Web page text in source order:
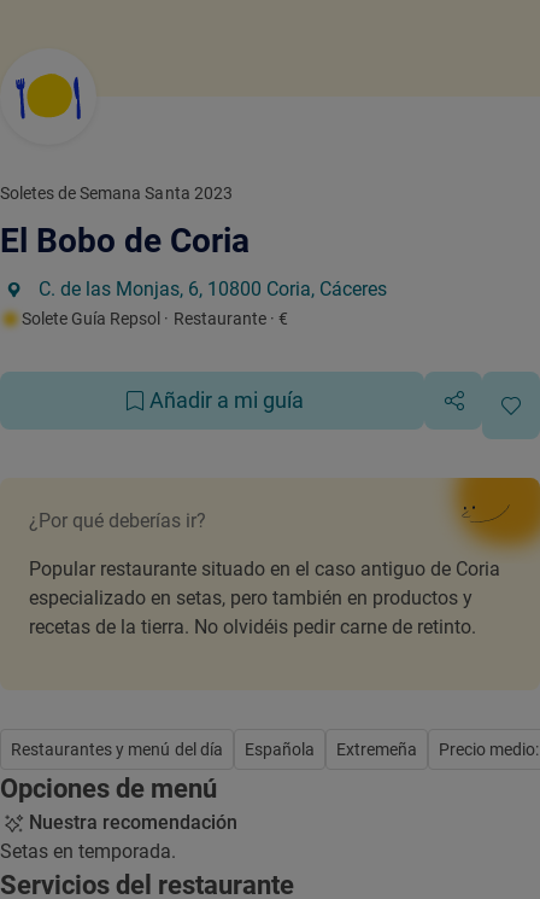
Soletes de Semana Santa 2023
El Bobo de Coria
C. de las Monjas, 6, 10800 Coria, Cáceres
Solete Guía Repsol · Restaurante · €
Añadir a mi guía
¿Por qué deberías ir?
Popular restaurante situado en el caso antiguo de Coria
especializado en setas, pero también en productos y
recetas de la tierra. No olvidéis pedir carne de retinto.
Restaurantes y menú del día Española Extremeña Precio
Opciones de menú
Nuestra recomendación
Setas en temporada.
Servicios del restaurante